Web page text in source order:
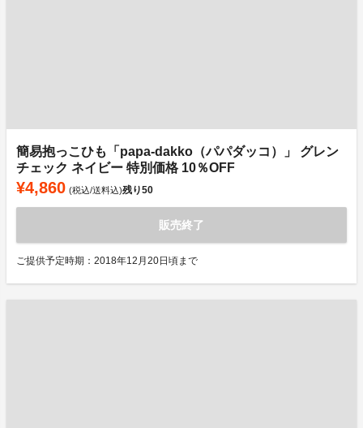
簡易抱っこひも「papa-dakko（パパダッコ）」 グレン
チェック ネイビー 特別価格 10％OFF
¥4,860 (税込/送料込)残り50
販売終了
ご提供予定時期：2018年12月20日頃まで